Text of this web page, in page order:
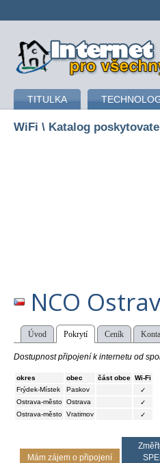
připojení k internetu
TITULKA
WiFi \ Katalog
NCO
Úvod Pokrytí Ceník
Dostupnost připojení k internetu od
okres obec část obce Wi-Fi
Frýdek-Místek
Paskov
✓
Ostrava-město Ostrava
✓
Ostrava-město Vratimov ✓
Mám zájem o připojení